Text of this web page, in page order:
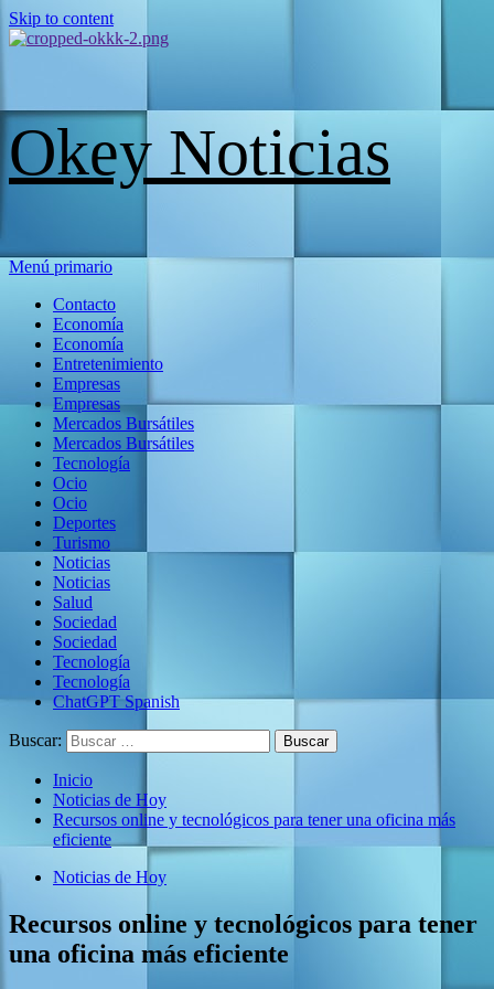
Skip to content
Okey Noticias
Menú primario
Contacto
Economía
Economía
Entretenimiento
Empresas
Empresas
Mercados Bursátiles
Mercados Bursátiles
Tecnología
Ocio
Ocio
Deportes
Turismo
Noticias
Noticias
Salud
Sociedad
Sociedad
Tecnología
Tecnología
ChatGPT Spanish
Buscar:
Inicio
Noticias de Hoy
Recursos online y tecnológicos para tener una oficina más
eficiente
Noticias de Hoy
Recursos online y tecnológicos para tener
una oficina más eficiente